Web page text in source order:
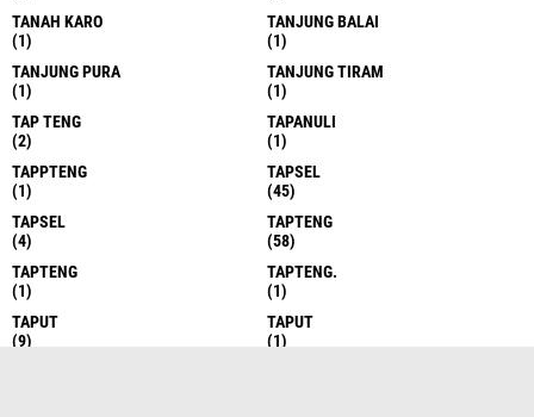
TANAH KARO
(1)
TANJUNG BALAI
(1)
TANJUNG PURA
(1)
TANJUNG TIRAM
(1)
TAP TENG
(2)
TAPANULI
(1)
TAPPTENG
(1)
TAPSEL
(45)
TAPSEL
(4)
TAPTENG
(58)
TAPTENG
(1)
TAPTENG.
(1)
TAPUT
(9)
TAPUT
(1)